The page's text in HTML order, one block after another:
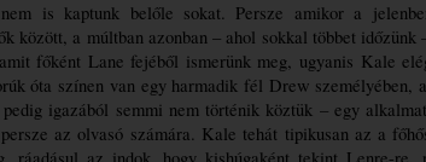
is kaptunk belőle sokat. Persze amikor a
között, a múltban azonban – ahol sokkal többet
főként Lane fejéből ismerünk meg, ugyanis Kale
óta színen van egy harmadik fél Drew személyében,
igazából semmi nem történik köztük – egy
az olvasó számára. Kale tehát tipikusan az a
ráadásul az indok, hogy kishúgaként tekint Lenre-